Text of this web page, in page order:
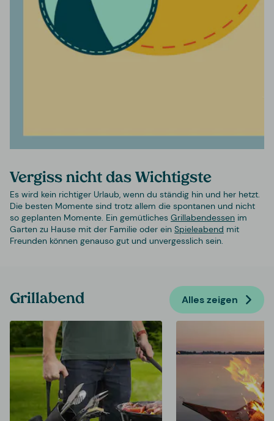
Vergiss nicht das Wichtigste
Es wird kein richtiger Urlaub, wenn du ständig hin und her hetzt.
Die besten Momente sind trotz allem die spontanen und nicht
so geplanten Momente. Ein gemütliches Grillabendessen im
Garten zu Hause mit der Familie oder ein Spieleabend mit
Freunden können genauso gut und unvergesslich sein.
Grillabend Alles zeigen